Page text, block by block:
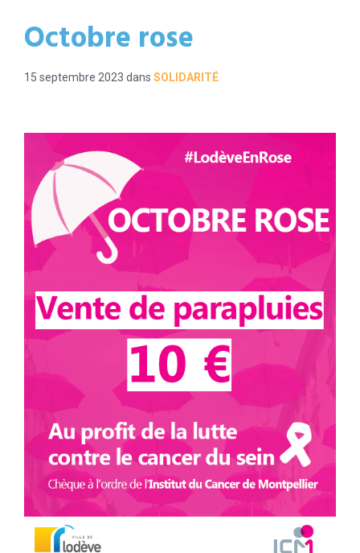
Octobre rose
15 septembre 2023 dans SOLIDARITÉ